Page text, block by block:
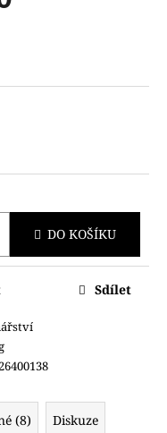
DO KOŠÍKU
Sdílet
(8) Diskuze